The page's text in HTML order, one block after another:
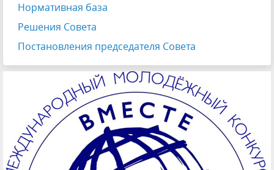
Нормативная база
Решения Совета
Постановления председателя Совета